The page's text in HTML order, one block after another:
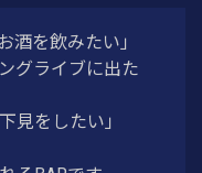
酒を飲みたい」
グライブに出た
見をしたい」